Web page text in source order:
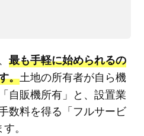
最も手軽に始められるの
。土地の所有者が自ら機
自販機所有」と、設置業
数料を得る「フルサービ
。